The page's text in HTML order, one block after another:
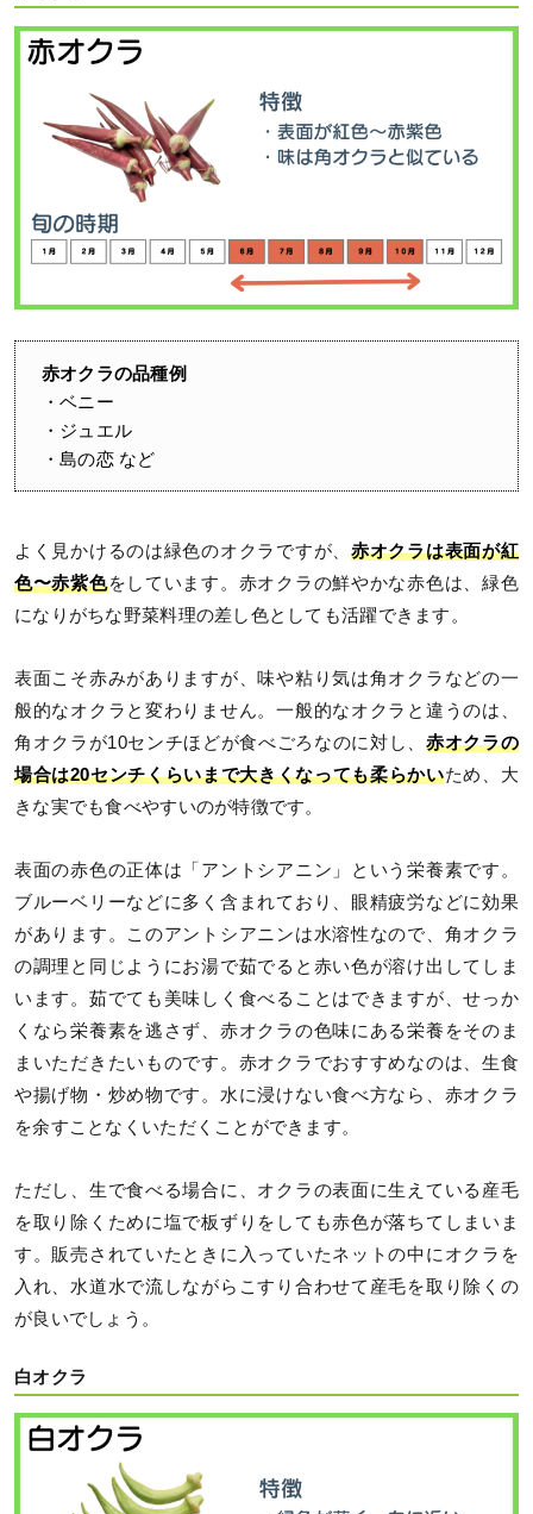
赤オクラの品種例
・ベニー
・ジュエル
・島の恋 など
よく見かけるのは緑色のオクラですが、 赤オクラは表面が紅
色〜赤紫色をしています。赤オクラの鮮やかな赤色は、緑色
になりがちな野菜料理の差し色としても活躍できます。
表面こそ赤みがありますが、味や粘り気は角オクラなどの一
般的なオクラと変わりません。一般的なオクラと違うのは、
角オクラが10センチほどが食べごろなのに対し、赤オクラの
場合は20センチくらいまで大きくなっても柔らかいため、大
きな実でも食べやすいのが特徴です。
表面の赤色の正体は「アントシアニン」という栄養素です。
ブルーベリーなどに多く含まれており、眼精疲労などに効果
があります。このアントシアニンは水溶性なので、角オクラ
の調理と同じようにお湯で茹でると赤い色が溶け出してしま
います。茹でても美味しく食べることはできますが、せっか
くなら栄養素を逃さず、赤オクラの色味にある栄養をそのま
まいただきたいものです。赤オクラでおすすめなのは、生食
や揚げ物・炒め物です。水に浸けない食べ方なら、赤オクラ
を余すことなくいただくことができます。
ただし、生で食べる場合に、オクラの表面に生えている産毛
を取り除くために塩で板ずりをしても赤色が落ちてしまいま
す。販売されていたときに入っていたネットの中にオクラを
入れ、水道水で流しながらこすり合わせて産毛を取り除くの
が良いでしょう。
白オクラ